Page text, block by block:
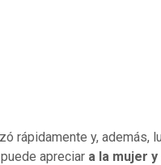
rápidamente y, además,
apreciar a la mujer